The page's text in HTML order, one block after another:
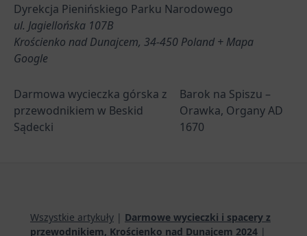
Dyrekcja Pienińskiego Parku Narodowego
ul. Jagiellońska 107B
Krościenko nad Dunajcem, 34-450 Poland + Mapa
Google
Darmowa wycieczka górska z
przewodnikiem w Beskid
Sądecki
Barok na Spiszu –
Orawka, Organy AD
1670
Wszystkie artykuły | Darmowe wycieczki i spacery z
przewodnikiem, Krościenko nad Dunajcem 2024 |